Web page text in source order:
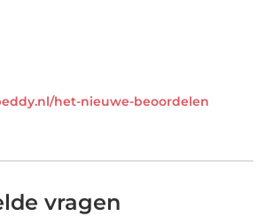
het-nieuwe-beoordelen
vragen